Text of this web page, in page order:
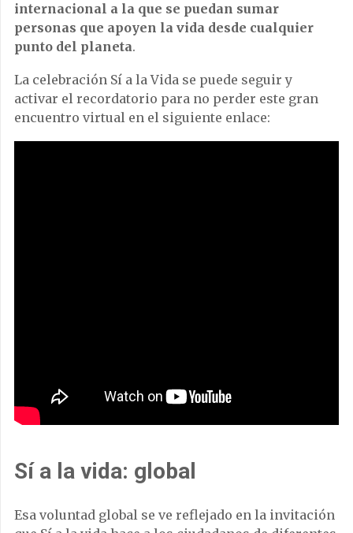
internacional a la que se puedan sumar
personas que apoyen la vida desde cualquier
punto del planeta.
La celebración Sí a la Vida se puede seguir y
activar el recordatorio para no perder este gran
encuentro virtual en el siguiente enlace:
Sí a la vida: global
Esa voluntad global se ve reflejado en la invitación